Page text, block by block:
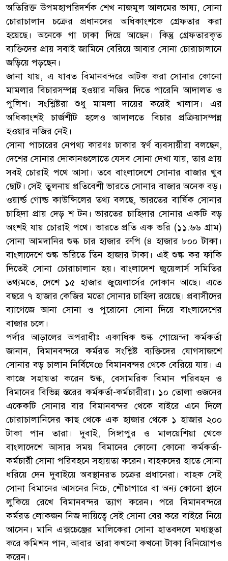
অতিরিক্ত উপমহাপরিদর্শক শেখ নাজমুল আলমের ভাষ্য, সোনা
চোরাচালান চক্রের প্রধানদের অধিকাংশকে গ্রেফতার করা
হয়েছে। অনেকে গা ঢাকা দিয়ে আছেন। কিন্তু গ্রেফতারকৃত
ব্যক্তিদের প্রায় সবাই জামিনে বেরিয়ে আবার সোনা চোরাচালানে
জড়িয়ে পড়ছেন।
জানা যায়, এ যাবত বিমানবন্দরে আটক করা সোনার কোনো
মামলার বিচারসম্পন্ন হওয়ার নজির দিতে পারেনি আদালত ও
পুলিশ। সংশ্লিষ্টরা শুধু মামলা দায়ের করেই খালাস। এর
অধিকাংশই চার্জশীট হলেও আদালতে বিচার প্রক্রিয়াসম্পন্ন
হওয়ার নজির নেই।
সোনা পাচারের নেপথ্য কারণঃ ঢাকার স্বর্ণ ব্যবসায়ীরা বলছেন,
দেশের সোনার দোকানগুলোতে যেসব সোনা দেখা যায়, তার প্রায়
সবই চোরাই পথে আসা। তবে বাংলাদেশে সোনার বাজার খুব
ছোট। সেই তুলনায় প্রতিবেশী ভারতে সোনার বাজার অনেক বড়।
ওয়ার্ল্ড গোল্ড কাউন্সিলের তথ্য বলছে, ভারতের বার্ষিক সোনার
চাহিদা প্রায় দেড় শ টন। ভারতের চাহিদার সোনার একটি বড়
অংশই যায় চোরাই পথে। ভারতে প্রতি এক ভরি (১১.৬৬ গ্রাম)
সোনা আমদানির শুল্ক চার হাজার রুপি (৪ হাজার ৮০০ টাকা।
বাংলাদেশে শুল্ক ভরিতে তিন হাজার টাকা। এই শুল্ক কর ফাঁকি
দিতেই সোনা চোরাচালান হয়। বাংলাদেশ জুয়েলার্স সমিতির
তথ্যমতে, দেশে ১৫ হাজার জুয়েলার্সের দোকান আছে। এতে
বছরে ৭ হাজার কেজির মতো সোনার চাহিদা রয়েছে। প্রবাসীদের
ব্যাগেজে আনা সোনা ও পুরোনো সোনা দিয়ে বাংলাদেশের
বাজার চলে।
পর্দার আড়ালের অপরাধীঃ একাধিক শুল্ক গোয়েন্দা কর্মকর্তা
জানান, বিমানবন্দরে কর্মরত সংশ্লিষ্ট ব্যক্তিদের যোগসাজশে
সোনার বড় চালান নির্বিঘেœ বিমানবন্দর থেকে বেরিয়ে যায়। এ
কাজে সহায়তা করেন শুল্ক, বেসামরিক বিমান পরিবহন ও
বিমানের বিভিন্ন স্তরের কর্মকর্তা-কর্মচারীরা। ১০ তোলা ওজনের
একেকটি সোনার বার বিমানবন্দর থেকে বাইরে এনে দিলে
চোরাচালানিদের কাছ থেকে এক হাজার থেকে ১ হাজার ২০০
টাকা পান তারা। দুবাই, সিঙ্গাপুর ও মালয়েশিয়া থেকে
বাংলাদেশে আসার সময় বিমানের কোনো কোনো কর্মকর্তা-
কর্মচারী সোনা পরিবহনে সহায়তা করেন। বাহকদের হাতে সোনা
ধরিয়ে দেন দুবাইয়ে অবস্থানরত চক্রের প্রধানেরা। বাহক সেই
সোনা বিমানের আসনের নিচে, শৌচাগারে বা অন্য কোনো স্থানে
লুকিয়ে রেখে বিমানবন্দর ত্যাগ করেন। পরে বিমানবন্দরে
কর্মরত লোকজন নিজ দায়িত্বে সেই সোনা বের করে বাইরে নিয়ে
আসেন। মানি এক্সচেঞ্জের মালিকেরা সোনা হাতবদলে মধ্যস্থতা
করে কমিশন পান, আবার তারা কখনো কখনো টাকা বিনিয়োগও
করেন।